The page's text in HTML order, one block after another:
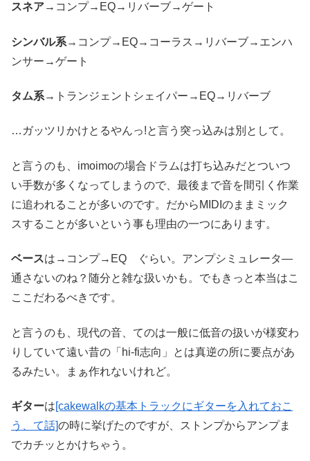
スネア→コンプ→EQ→リバーブ→ゲート
シンバル系→コンプ→EQ→コーラス→リバーブ→エンハ
ンサー→ゲート
タム系→トランジェントシェイパー→EQ→リバーブ
…ガッツリかけとるやんっ!と言う突っ込みは別として。
と言うのも、imoimoの場合ドラムは打ち込みだとついつ
い手数が多くなってしまうので、最後まで音を間引く作業
に追われることが多いのです。だからMIDIのままミック
スすることが多いという事も理由の一つにあります。
ベースは→コンプ→EQ ぐらい。アンプシミュレータ―
通さないのね？随分と雑な扱いかも。でもきっと本当はこ
ここだわるべきです。
と言うのも、現代の音、てのは一般に低音の扱いが様変わ
りしていて遠い昔の「hi-fi志向」とは真逆の所に要点があ
るみたい。まぁ作れないけれど。
ギターは[cakewalkの基本トラックにギターを入れておこ
う、て話]の時に挙げたのですが、ストンプからアンプま
でカチッとかけちゃう。